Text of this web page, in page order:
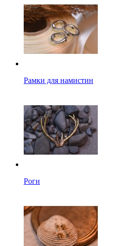
Рамки для намистин
Роги